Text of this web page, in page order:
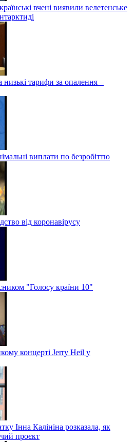
вчені виявили велетенське
низькі тарифи за опалення –
виплати по безробіттю
від коронавірусу
"Голосу країни 10"
концерті Jerry Heil у
Інна Калініна розказала, як
проєкт